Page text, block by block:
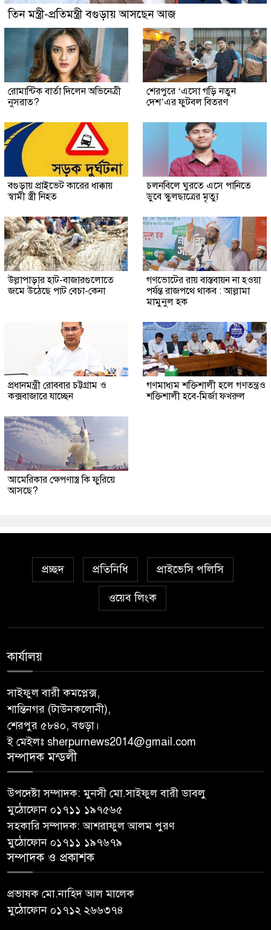
তিন মন্ত্রী-প্রতিমন্ত্রী বগুড়ায় আসছেন আজ
রোমান্টিক বার্তা দিলেন অভিনেত্রী
নুসরাত?
শেরপুরে ‘এসো গড়ি নতুন
দেশ’এর ফুটবল বিতরণ
বগুড়ায় প্রাইভেট কারের ধাক্কায়
স্বামী স্ত্রী নিহত
চলনবিলে ঘুরতে এসে পানিতে
ডুবে স্কুলছাত্রের মৃত্যু
উল্লাপাড়ার হাট-বাজারগুলোতে
জমে উঠেছে পাট বেচা-কেনা
গণভোটের রায় বাস্তবায়ন না হওয়া
পর্যন্ত রাজপথে থাকব : আল্লামা
মামুনুল হক
প্রধানমন্ত্রী রোববার চট্টগ্রাম ও
কক্সবাজারে যাচ্ছেন
গণমাধ্যম শক্তিশালী হলে গণতন্ত্রও
শক্তিশালী হবে-মির্জা ফখরুল
আমেরিকার ক্ষেপণাস্ত্র কি ফুরিয়ে
আসছে?
প্রচ্ছদ প্রতিনিধি প্রাইভেসি পলিসি
ওয়েব লিংক
কার্যালয়
সাইফুল বারী কমপ্লেক্স,
শান্তিনগর (টাউনকলোনী),
শেরপুর ৫৮৪০, বগুড়া।
ই মেইলঃ sherpurnews2014@gmail.com
সম্পাদক মন্ডলী
উপদেষ্টা সম্পাদক: মুনসী মো.সাইফুল বারী ডাবলু
মুঠোফোন ০১৭১১ ১৯৭৫৬৫
সহকারি সম্পাদক: আশরাফুল আলম পুরণ
মুঠোফোন ০১৭১১ ১৯৭৬৭৯
সম্পাদক ও প্রকাশক
প্রভাষক মো.নাহিদ আল মালেক
মুঠোফোন ০১৭১২ ২৬৬৩৭৪